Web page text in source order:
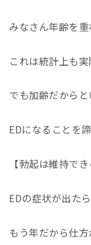
みなさん年齢を重
これは統計上も実
でも加齢だからと
EDになることを
【勃起は維持でき
EDの症状が出たら
もう年だから仕方